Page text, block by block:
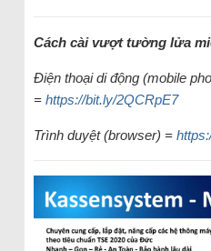
Cách cài vượt tường lửa
Điện thoại di động (mobile
= https://bit.ly/2QCRpE7
Trình duyệt (browser) =